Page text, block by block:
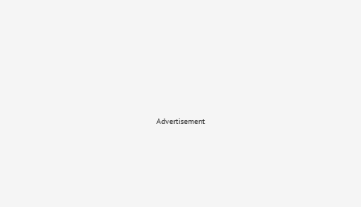
Advertisement